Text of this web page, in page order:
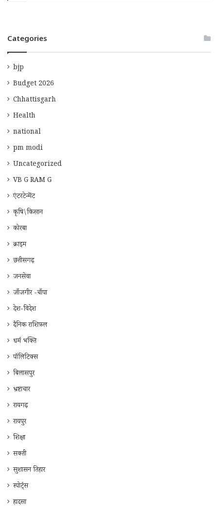
Categories
bjp
Budget 2026
Chhattisgarh
Health
national
pm modi
Uncategorized
VB G RAM G
एंटरटेन्मेंट
कृषि\किसान
कोरबा
क्राइम
छत्तीसगढ़
जनसेवा
जाँजगीर -चाँपा
देश-विदेश
दैनिक राशिफ़ल
धर्म भक्ति
पॉलिटिक्स
बिलासपुर
भ्रष्टाचार
रायगढ़
रायपुर
शिक्षा
सक्ती
सुशासन तिहार
स्पोर्ट्स
हादसा